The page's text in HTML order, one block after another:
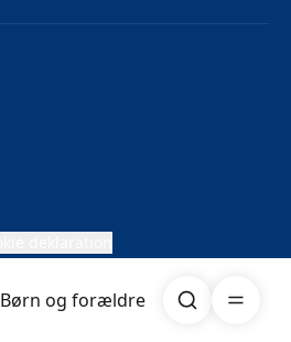
Børn og forældre Søg